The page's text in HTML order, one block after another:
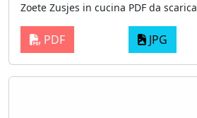
Zoete Zusjes in cucina PDF da
PDF JPG